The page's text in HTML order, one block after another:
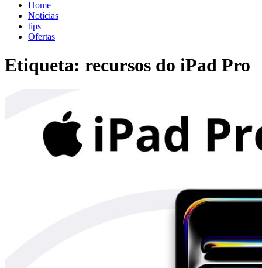
blog.shopdutyfree.pt
blog.shopdutyfree.pt
Home
Notícias
tips
Ofertas
Etiqueta: recursos do iPad Pro